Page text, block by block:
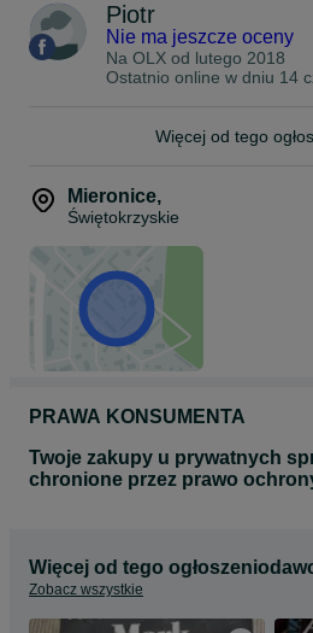
Piotr
Nie ma jeszcze oceny
Na OLX od lutego 2018
Ostatnio online w dniu 14
Więcej od tego
Mieronice,
Świętokrzyskie
PRAWA KONSUMENTA
Twoje zakupy u prywatnych
chronione przez prawo
Więcej od tego
Zobacz wszystkie